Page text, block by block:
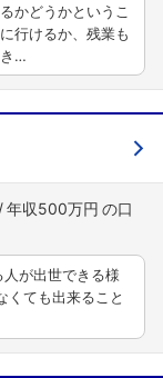
かどうかというこ
行けるか、残業も
…
年収500万円
が出世できる様
くても出来ること